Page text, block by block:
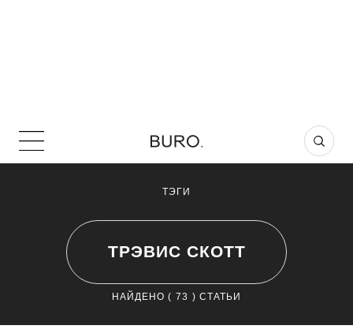
ТЭГИ
ТРЭВИС СКОТТ
НАЙДЕНО ( 73 ) СТАТЬИ